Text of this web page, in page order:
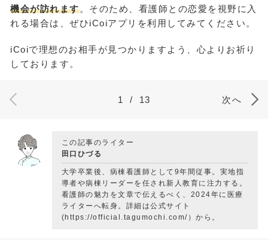
機会が訪れます。そのため、看護師との恋愛を視野に入
れる場合は、ぜひiCoiアプリを利用してみてください。
iCoiで理想のお相手が見つかりますよう、心よりお祈り
しております。
1 / 13 次へ
この記事のライター
田口ひづる
大学卒業後、病棟看護師として9年間従事。実地指
導者や病棟リーダーを任され新人教育に注力する。
看護師の魅力を文章で伝えるべく、2024年に医療
ライターへ転身。詳細は公式サイト
(https://official.tagumochi.com/）から。